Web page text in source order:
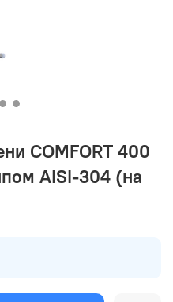
COMFORT 400
AISI-304 (на